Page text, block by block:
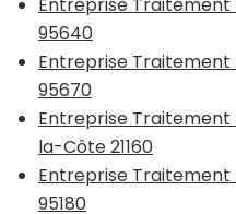
95640
Entreprise Traitement
95670
Entreprise Traitement
la-Côte 21160
Entreprise Traitement
95180